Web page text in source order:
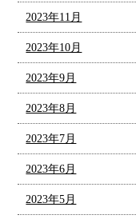
2023年11月
2023年10月
2023年9月
2023年8月
2023年7月
2023年6月
2023年5月